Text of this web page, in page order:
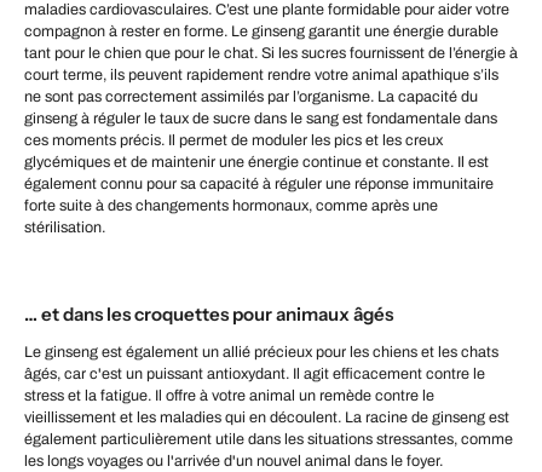
maladies cardiovasculaires. C’est une plante formidable pour aider votre
compagnon à rester en forme. Le ginseng garantit une énergie durable
tant pour le chien que pour le chat. Si les sucres fournissent de l’énergie à
court terme, ils peuvent rapidement rendre votre animal apathique s’ils
ne sont pas correctement assimilés par l’organisme. La capacité du
ginseng à réguler le taux de sucre dans le sang est fondamentale dans
ces moments précis. Il permet de moduler les pics et les creux
glycémiques et de maintenir une énergie continue et constante. Il est
également connu pour sa capacité à réguler une réponse immunitaire
forte suite à des changements hormonaux, comme après une
stérilisation.
… et dans les croquettes pour animaux âgés
Le ginseng est également un allié précieux pour les chiens et les chats
âgés, car c'est un puissant antioxydant. Il agit efficacement contre le
stress et la fatigue. Il offre à votre animal un remède contre le
vieillissement et les maladies qui en découlent. La racine de ginseng est
également particulièrement utile dans les situations stressantes, comme
les longs voyages ou l'arrivée d'un nouvel animal dans le foyer.